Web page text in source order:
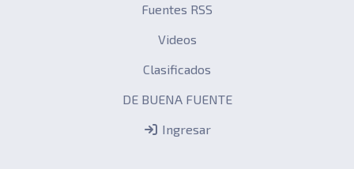
Fuentes RSS
Videos
Clasificados
DE BUENA FUENTE
Ingresar